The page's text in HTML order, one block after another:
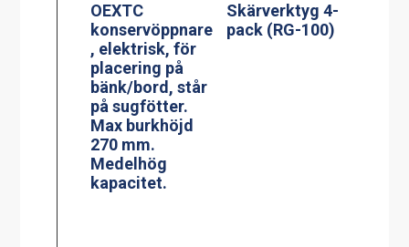
OEXTC
konservöppnare
, elektrisk, för
placering på
bänk/bord, står
på sugfötter.
Max burkhöjd
270 mm.
Medelhög
kapacitet.
Skärverktyg 4-
pack (RG-100)